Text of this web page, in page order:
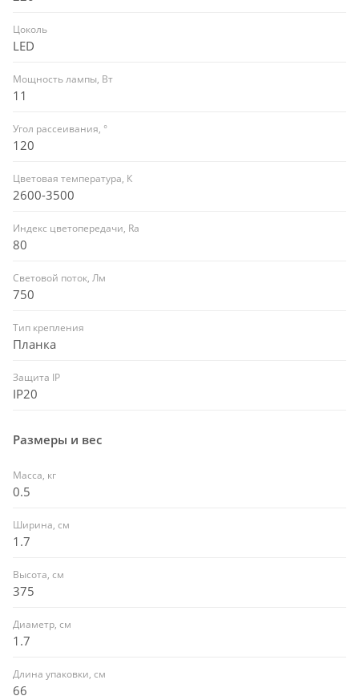
Цоколь
LED
Мощность лампы, Вт
11
Угол рассеивания, °
120
Цветовая температура, К
2600-3500
Индекс цветопередачи, Ra
80
Световой поток, Лм
750
Тип крепления
Планка
Защита IP
IP20
Размеры и вес
Масса, кг
0.5
Ширина, см
1.7
Высота, см
375
Диаметр, см
1.7
Длина упаковки, см
66